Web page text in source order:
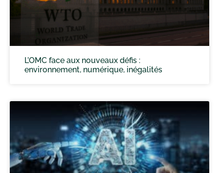
L’OMC face aux nouveaux défis :
environnement, numérique, inégalités